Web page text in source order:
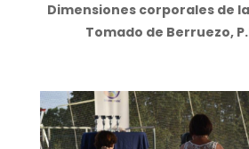
Dimensiones corporales de
Tomado de Berruezo,